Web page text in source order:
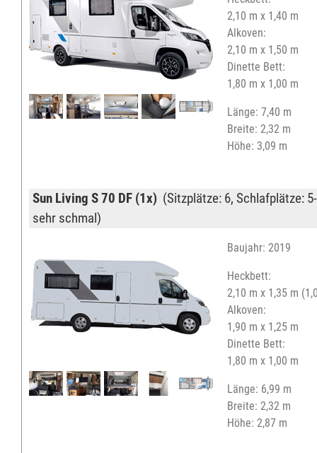
2,10 m x 1,40 m
Alkoven:
2,10 m x 1,50 m
Dinette Bett:
1,80 m x 1,00 m
Länge: 7,40 m
Breite: 2,32 m
Höhe: 3,09 m
Sun Living S 70 DF (1x)(Sitzplätze: 6, Schlafplätze:
sehr schmal)
Baujahr: 2019
Heckbett:
2,10 m x 1,35 m
Alkoven:
1,90 m x 1,25 m
Dinette Bett:
1,80 m x 1,00 m
Länge: 6,99 m
Breite: 2,32 m
Höhe: 2,87 m